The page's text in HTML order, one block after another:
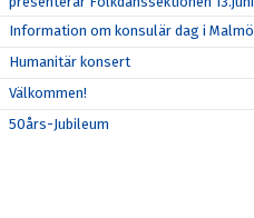
Information om konsulär dag i Malmö
Humanitär konsert
Välkommen!
50års-Jubileum